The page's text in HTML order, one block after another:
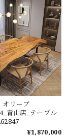
オリーブ
青山店_テーブル
¥1,870,000